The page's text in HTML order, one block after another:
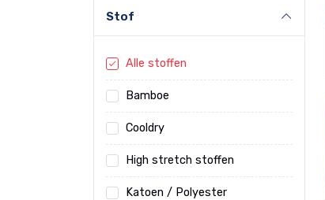
Stof
Alle stoffen
Bamboe
Cooldry
High stretch stoffen
Katoen / Polyester